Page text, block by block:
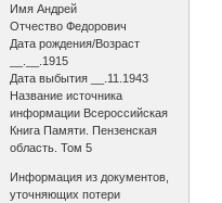
Имя Андрей
Отчество Федорович
Дата рождения/Возраст
__.__.1915
Дата выбытия __.11.1943
Название источника
информации Всероссийская
Книга Памяти. Пензенская
область. Том 5
Информация из документов,
уточняющих потери